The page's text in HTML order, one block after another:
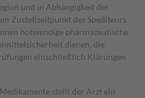
und in Abhängigkeit der
Zustellzeitpunkt des Spediteurs
notwendige pharmazeutische
dienen, die
einschließlich Klärungen
stellt der Arzt ein